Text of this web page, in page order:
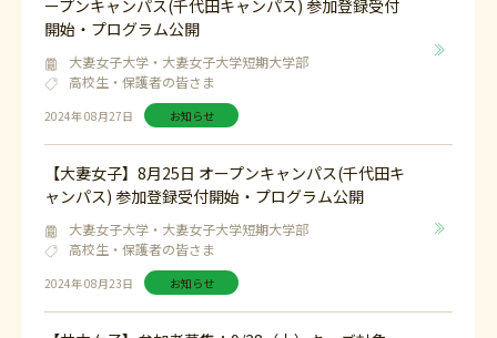
2024年 08月27日 お知らせ
ープンキャンパス(千代田キャンパス) 参加登録受付
開始・プログラム公開
大妻女子大学・大妻女子大学短期大学部
高校生・保護者の皆さま
2024年 08月23日 お知らせ
【大妻女子】8月25日 オープンキャンパス(千代田キ
ャンパス) 参加登録受付開始・プログラム公開
大妻女子大学・大妻女子大学短期大学部
高校生・保護者の皆さま